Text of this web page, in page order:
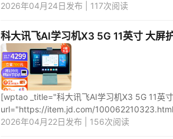
2026年04月24日发布 | 117次阅读
科大讯飞AI学习机X3 5G 11英寸 大屏
[wptao _title="科大讯飞AI学习机X3 5G 11英
url="https://item.jd.com/
2026年04月22日发布 | 156次阅读